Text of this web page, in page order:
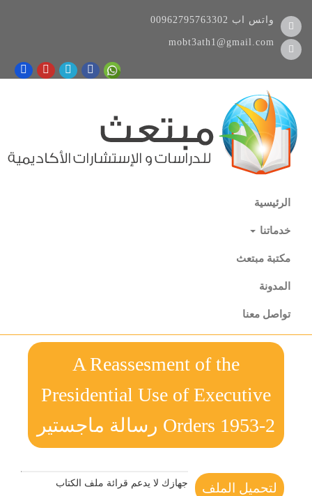
00962795763302 واتس اب
mobt3ath1@gmail.com
الرئيسية
خدماتنا
مكتبة مبتعث
المدونة
تواصل معنا
A Reassesment of the
Presidential Use of Executive
Orders 1953-2 رسالة ماجستير
لتحميل الملف جهازك لا يدعم قرائة ملف الكتاب